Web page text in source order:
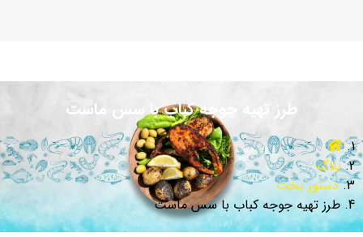
طرز تهیه جوجه کباب با سس ماست
بلاگ
دستور پخت
طرز تهیه جوجه کباب با سس ماست